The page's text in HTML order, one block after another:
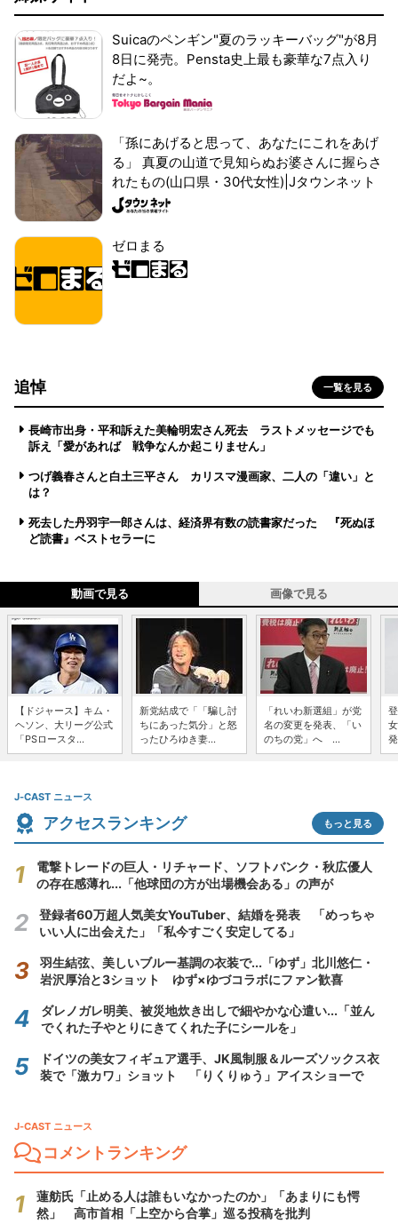
Suicaのペンギン"夏のラッキーバッグ"が8月
8日に発売。Pensta史上最も豪華な7点入り
だよ~。
「孫にあげると思って、あなたにこれをあげ
る」 真夏の山道で見知らぬお婆さんに握らさ
れたもの(山口県・30代女性)|Jタウンネット
ゼロまる
追悼 一覧を見る
長崎市出身・平和訴えた美輪明宏さん死去 ラストメッセージでも
訴え「愛があれば 戦争なんか起こりません」
つげ義春さんと白土三平さん カリスマ漫画家、二人の「違い」と
は？
死去した丹羽宇一郎さんは、経済界有数の読書家だった 『死ぬほ
ど読書』ベストセラーに
動画で見る 画像で見る
【ドジャース】キム・
ヘソン、大リーグ公式
「PSロースタ...
新党結成で「「騙し討
ちにあった気分」と怒
ったひろゆき妻...
「れいわ新選組」が党
名の変更を発表、「い
のちの党」へ ...
J-CAST ニュース
アクセスランキング もっと見る
電撃トレードの巨人・リチャード、ソフトバンク・秋広優人
の存在感薄れ...「他球団の方が出場機会ある」の声が
登録者60万超人気美女YouTuber、結婚を発表 「めっちゃ
いい人に出会えた」「私今すごく安定してる」
羽生結弦、美しいブルー基調の衣装で...「ゆず」北川悠仁・
岩沢厚治と3ショット ゆず×ゆづコラボにファン歓喜
ダレノガレ明美、被災地炊き出しで細やかな心遣い...「並ん
でくれた子やとりにきてくれた子にシールを」
ドイツの美女フィギュア選手、JK風制服＆ルーズソックス衣
装で「激カワ」ショット 「りくりゅう」アイスショーで
J-CAST ニュース
コメントランキング
蓮舫氏「止める人は誰もいなかったのか」「あまりにも愕
然」 高市首相「上空から合掌」巡る投稿を批判